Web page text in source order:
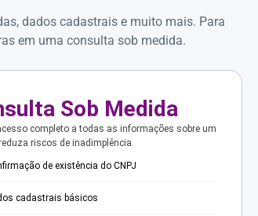
dados cadastrais e muito mais. Para
em uma consulta sob medida.
Sob Medida
completo a todas as informações sobre um
riscos de inadimplência.
de existência do CNPJ
cadastrais básicos